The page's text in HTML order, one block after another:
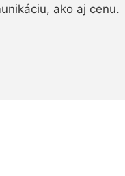
ako aj cenu.